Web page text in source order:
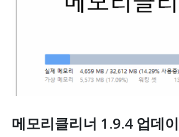
메모리클리너 1.9.4 업데